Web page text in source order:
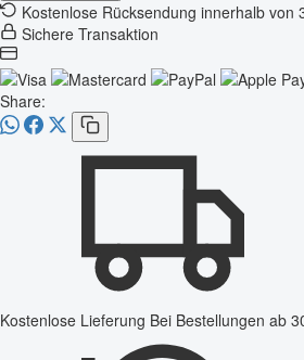
Kostenlose Rücksendung innerhalb von
Sichere Transaktion
Share:
Kostenlose Lieferung Bei Bestellungen ab